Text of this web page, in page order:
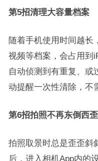
第5招清理大容量档案
随着手机使用时间越长
视频等档案，会占用到
自动侦测到有重复、或
动提醒一次性清除，不
第6招拍照不再东倒西歪
拍照取景时总是歪歪斜
后，进入相机App内的